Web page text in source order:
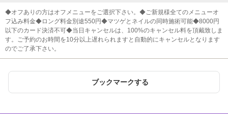
◆オフありの方はオフメニューをご選択下さい。◆ご新規様全てのメニューオ
フ込み料金◆ロング料金別途550円◆マツゲとネイルの同時施術可能◆8000円
以下のカード決済不可◆当日キャンセルは、100%のキャンセル料を頂戴致しま
す。ご予約のお時間を10分以上遅れられますと自動的にキャンセルとなります
のでご了承下さい。
ブックマークする